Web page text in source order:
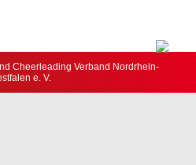
Cheerleading Verband Nordrhein-
e. V.